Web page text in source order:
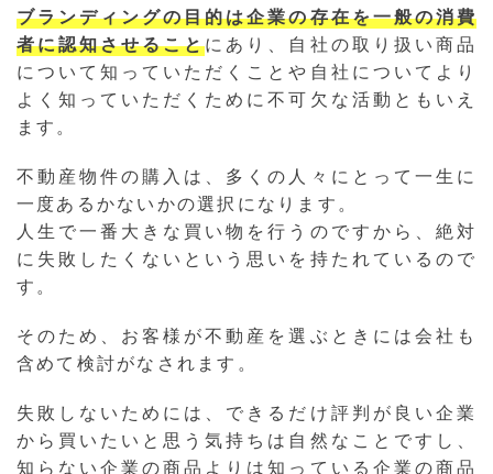
ブランディングの目的は企業の存在を一般の消費
者に認知させることにあり、自社の取り扱い商品
について知っていただくことや自社についてより
よく知っていただくために不可欠な活動ともいえ
ます。
不動産物件の購入は、多くの人々にとって一生に
一度あるかないかの選択になります。
人生で一番大きな買い物を行うのですから、絶対
に失敗したくないという思いを持たれているので
す。
そのため、お客様が不動産を選ぶときには会社も
含めて検討がなされます。
失敗しないためには、できるだけ評判が良い企業
から買いたいと思う気持ちは自然なことですし、
知らない企業の商品よりは知っている企業の商品